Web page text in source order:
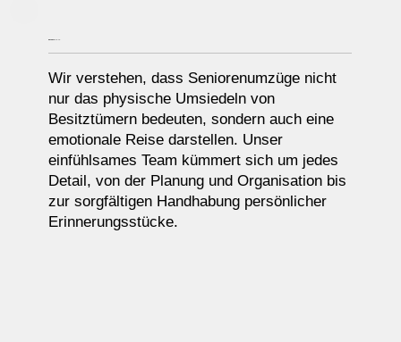
Wir verstehen, dass Seniorenumzüge nicht
nur das physische Umsiedeln von
Besitztümern bedeuten, sondern auch eine
emotionale Reise darstellen. Unser
einfühlsames Team kümmert sich um jedes
Detail, von der Planung und Organisation bis
zur sorgfältigen Handhabung persönlicher
Erinnerungsstücke.
RESPEKTVOLL